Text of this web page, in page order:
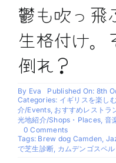
鬱も吹っ飛
生格付け。
倒れ？
By Eva
Published On: 8th
Categories: イギリスを楽し
介/Events, おすすめレスト
光地紹介/Shops・Places, 音
0 Commentson
鬱
も
Tags: Brew dog Camden,
で芝生診断, カムデンゴスペ